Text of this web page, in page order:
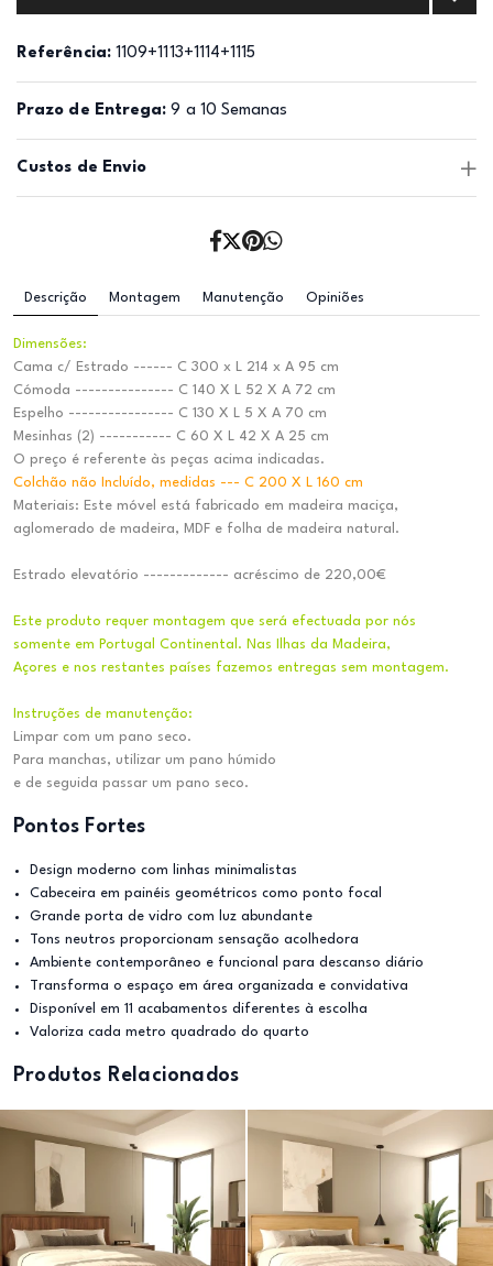
Referência: 1109+1113+1114+1115
Prazo de Entrega: 9 a 10 Semanas
Custos de Envio
Descrição Montagem Manutenção Opiniões
Dimensões:
Cama c/ Estrado ------ C 300 x L 214 x A 95 cm
Cómoda --------------- C 140 X L 52 X A 72 cm
Espelho ---------------- C 130 X L 5 X A 70 cm
Mesinhas (2) ----------- C 60 X L 42 X A 25 cm
O preço é referente às peças acima indicadas.
Colchão não Incluído, medidas --- C 200 X L 160 cm
Materiais: Este móvel está fabricado em madeira maciça,
aglomerado de madeira, MDF e folha de madeira natural.
Estrado elevatório ------------- acréscimo de 220,00€
Este produto requer montagem que será efectuada por nós
somente em Portugal Continental. Nas Ilhas da Madeira,
Açores e nos restantes países fazemos entregas sem montagem.
Instruções de manutenção:
Limpar com um pano seco.
Para manchas, utilizar um pano húmido
e de seguida passar um pano seco.
Pontos Fortes
Design moderno com linhas minimalistas
Cabeceira em painéis geométricos como ponto focal
Grande porta de vidro com luz abundante
Tons neutros proporcionam sensação acolhedora
Ambiente contemporâneo e funcional para descanso diário
Transforma o espaço em área organizada e convidativa
Disponível em 11 acabamentos diferentes à escolha
Valoriza cada metro quadrado do quarto
Produtos Relacionados